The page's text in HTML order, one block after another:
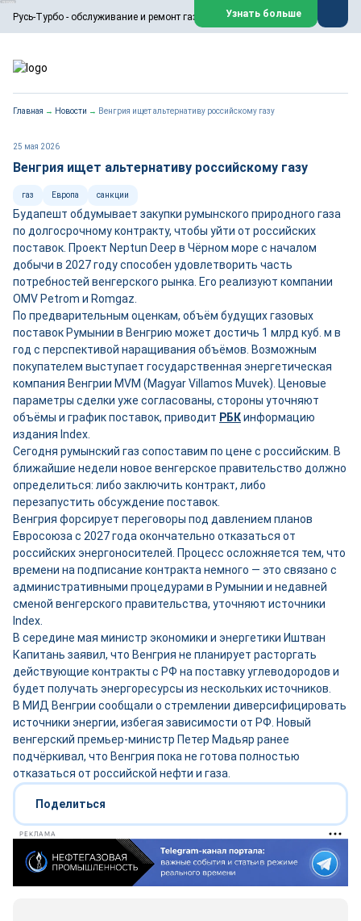
Русь-Турбо - обслуживание и ремонт газовых паровых турбин
ООО «Русь-Турбо» занимается сервисом газовых и паровых
турбин, комплексным ремонтом, восстановлением,
техническим обслуживанием оборудования ТЭС,
работают на нефтегазовых, нефтехимических,
металлургических и других предприятиях.
Реклама. ООО «Русь-Турбо», ИНН 7802588950
Узнать больше
Главная → Новости → Венгрия ищет альтернативу российскому газу
25 мая 2026
Венгрия ищет альтернативу российскому газу
газ Европа санкции
Будапешт обдумывает закупки румынского природного газа
по долгосрочному контракту, чтобы уйти от российских
поставок. Проект Neptun Deep в Чёрном море с началом
добычи в 2027 году способен удовлетворить часть
потребностей венгерского рынка. Его реализуют компании
OMV Petrom и Romgaz.
По предварительным оценкам, объём будущих газовых
поставок Румынии в Венгрию может достичь 1 млрд куб. м в
год с перспективой наращивания объёмов. Возможным
покупателем выступает государственная энергетическая
компания Венгрии MVM (Magyar Villamos Muvek). Ценовые
параметры сделки уже согласованы, стороны уточняют
объёмы и график поставок, приводит РБКинформацию
издания Index.
Сегодня румынский газ сопоставим по цене с российским. В
ближайшие недели новое венгерское правительство должно
определиться: либо заключить контракт, либо
перезапустить обсуждение поставок.
Венгрия форсирует переговоры под давлением планов
Евросоюза с 2027 года окончательно отказаться от
российских энергоносителей. Процесс осложняется тем, что
времени на подписание контракта немного — это связано с
административными процедурами в Румынии и недавней
сменой венгерского правительства, уточняют источники
Index.
В середине мая министр экономики и энергетики Иштван
Капитань заявил, что Венгрия не планирует расторгать
действующие контракты с РФ на поставку углеводородов и
будет получать энергоресурсы из нескольких источников.
В МИД Венгрии сообщали о стремлении диверсифицировать
источники энергии, избегая зависимости от РФ. Новый
венгерский премьер-министр Петер Мадьяр ранее
подчёркивал, что Венгрия пока не готова полностью
отказаться от российской нефти и газа.
Поделиться
РЕКЛАМА